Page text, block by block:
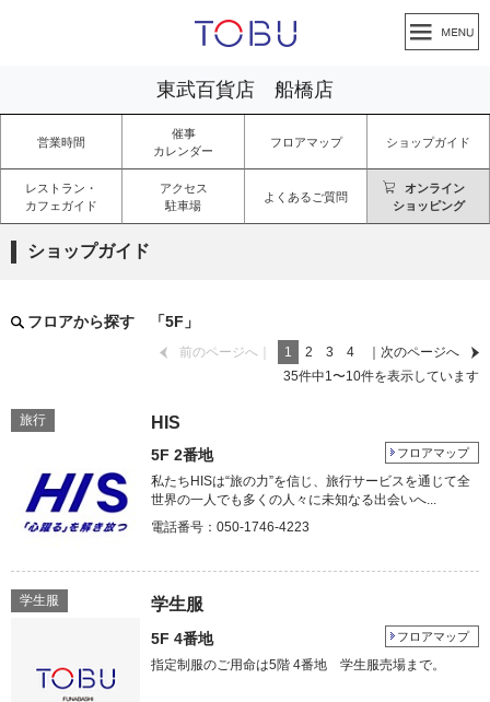
東武百貨店 船橋店
営業時間
催事
カレンダー
フロアマップ ショップガイド
レストラン・
カフェガイド
アクセス
駐車場
よくあるご質問
オンライン
ショッピング
ショップガイド
フロアから探す 「5F」
前のページへ｜ 1 2 3 4
｜次のページへ
35件中1〜10件を表示しています
旅行 HIS
5F 2番地 フロアマップ
私たちHISは“旅の力”を信じ、旅行サービスを通じて全
世界の一人でも多くの人々に未知なる出会いへ...
電話番号：050-1746-4223
学生服 学生服
5F 4番地 フロアマップ
指定制服のご用命は5階 4番地 学生服売場まで。